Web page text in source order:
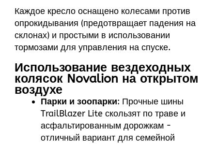
Каждое кресло оснащено колесами против
опрокидывания (предотвращает падения на
склонах) и простыми в использовании
тормозами для управления на спуске.
Использование вездеходных
колясок Novalion на открытом
воздухе
Парки и зоопарки: Прочные шины
TrailBlazer Lite скользят по траве и
асфальтированным дорожкам -
отличный вариант для семейной